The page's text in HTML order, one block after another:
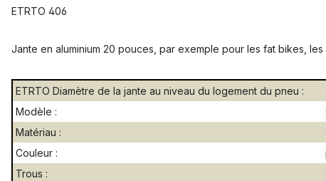
ETRTO 406
Jante en aluminium 20 pouces, par exemple pour les fat bikes,
ETRTO Diamètre de la jante au niveau du logement du pneu :
Modèle :
Matériau :
Couleur :
Trous :